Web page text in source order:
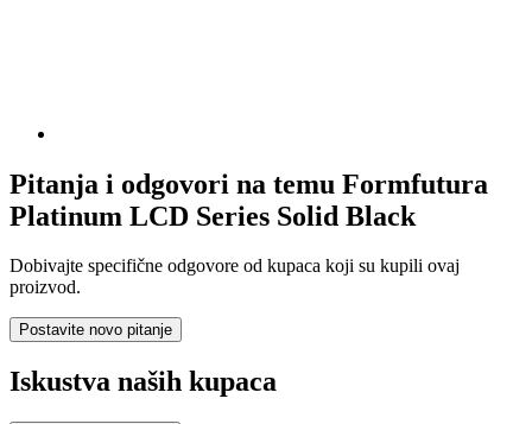
Pitanja i odgovori na temu Formfutura
Platinum LCD Series Solid Black
Dobivajte specifične odgovore od kupaca koji su kupili ovaj
proizvod.
Postavite novo pitanje
Iskustva naših kupaca